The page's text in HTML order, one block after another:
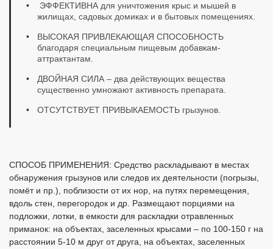
ЭФФЕКТИВНА для уничтожения крыс и мышей в
жилищах, садовых домиках и в бытовых помещениях.
ВЫСОКАЯ ПРИВЛЕКАЮЩАЯ СПОСОБНОСТЬ
благодаря специальным пищевым добавкам-
аттрактантам.
ДВОЙНАЯ СИЛА – два действующих вещества
существенно умножают активность препарата.
ОТСУТСТВУЕТ ПРИВЫКАЕМОСТЬ грызунов.
СПОСОБ ПРИМЕНЕНИЯ: Средство раскладывают в местах
обнаружения грызунов или следов их деятельности (погрызы,
помёт и пр.), поблизости от их нор, на путях перемещения,
вдоль стен, перегородок и др. Размещают порциями на
подложки, лотки, в емкости для раскладки отравленных
приманок: на объектах, заселенных крысами – по 100-150 г на
расстоянии 5-10 м друг от друга, на объектах, заселенных